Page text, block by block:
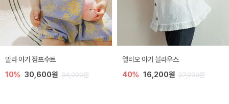
밀라 아기 점프수트
10% 30,600원 34,000원
엘리오 아기 블라우스
40% 16,200원 27,000원